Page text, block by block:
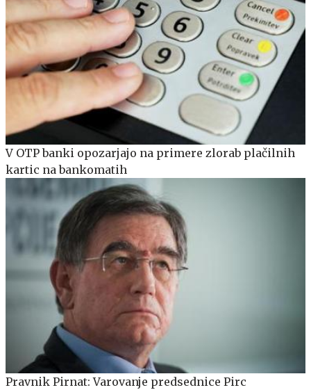
V OTP banki opozarjajo na primere zlorab plačilnih
kartic na bankomatih
Pravnik Pirnat: Varovanje predsednice Pirc